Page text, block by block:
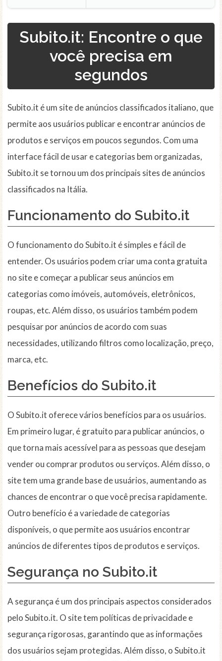
Subito.it: Encontre o que
você precisa em
segundos
Subito.it é um site de anúncios classificados italiano, que
permite aos usuários publicar e encontrar anúncios de
produtos e serviços em poucos segundos. Com uma
interface fácil de usar e categorias bem organizadas,
Subito.it se tornou um dos principais sites de anúncios
classificados na Itália.
Funcionamento do Subito.it
O funcionamento do Subito.it é simples e fácil de
entender. Os usuários podem criar uma conta gratuita
no site e começar a publicar seus anúncios em
categorias como imóveis, automóveis, eletrônicos,
roupas, etc. Além disso, os usuários também podem
pesquisar por anúncios de acordo com suas
necessidades, utilizando filtros como localização, preço,
marca, etc.
Benefícios do Subito.it
O Subito.it oferece vários benefícios para os usuários.
Em primeiro lugar, é gratuito para publicar anúncios, o
que torna mais acessível para as pessoas que desejam
vender ou comprar produtos ou serviços. Além disso, o
site tem uma grande base de usuários, aumentando as
chances de encontrar o que você precisa rapidamente.
Outro benefício é a variedade de categorias
disponíveis, o que permite aos usuários encontrar
anúncios de diferentes tipos de produtos e serviços.
Segurança no Subito.it
A segurança é um dos principais aspectos considerados
pelo Subito.it. O site tem políticas de privacidade e
segurança rigorosas, garantindo que as informações
dos usuários sejam protegidas. Além disso, o Subito.it